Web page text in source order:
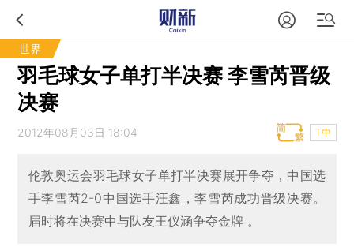
世界
羽毛球女子单打半决赛 李雪芮晋级
决赛
2012年08月03日 18:04 T中
伦敦奥运会羽毛球女子单打半决赛展开争夺，中国选
手李雪芮2-0中国选手汪鑫，李雪芮成功晋级决赛。
届时将在决赛中与队友王仪涵争夺金牌 。